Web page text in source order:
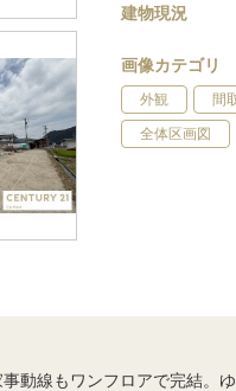
建物現況
画像カテゴリ
外観 間
全体区画図
動線もワンフロアで完結。